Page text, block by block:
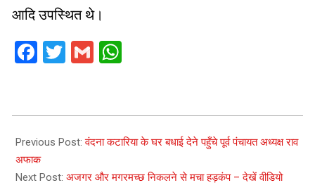
आदि उपस्थित थे।
Facebook
Twitter
Gmail
08-
01
Previous Post:वंदना कटारिया के घर बधाई देने पहुँचे पूर्व पंचायत अध्यक्ष राव
अफाक
Next Post: अजगर और मगरमच्छ निकलने से मचा हड़कंप – देखें वीडियो